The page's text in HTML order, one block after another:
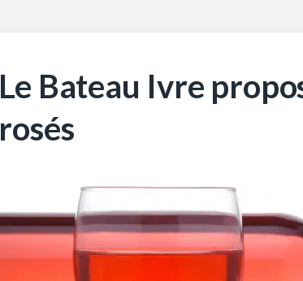
Le Bateau Ivre
rosés